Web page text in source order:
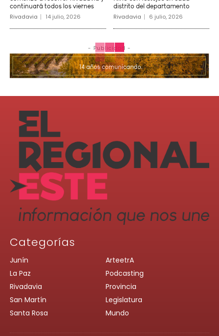
continuará todos los viernes
Rivadavia 14 julio, 2026
distrito del departamento
Rivadavia 6 julio, 2026
- Publicidad -
Categorías
Junín
La Paz
Rivadavia
San Martín
Santa Rosa
ArteetrA
Podcasting
Provincia
Legislatura
Mundo